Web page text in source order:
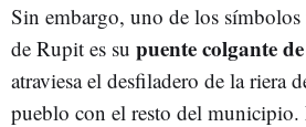
Sin embargo, uno de los símbolos
de Rupit es su puente colgante
atraviesa el desfiladero de la riera
pueblo con el resto del municipio.